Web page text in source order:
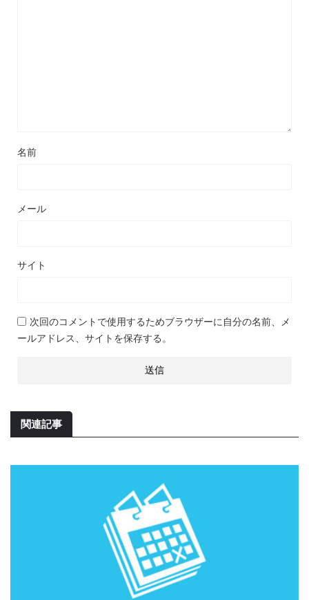
名前
メール
サイト
次回のコメントで使用するためブラウザーに自分の名前、メ
ールアドレス、サイトを保存する。
関連記事